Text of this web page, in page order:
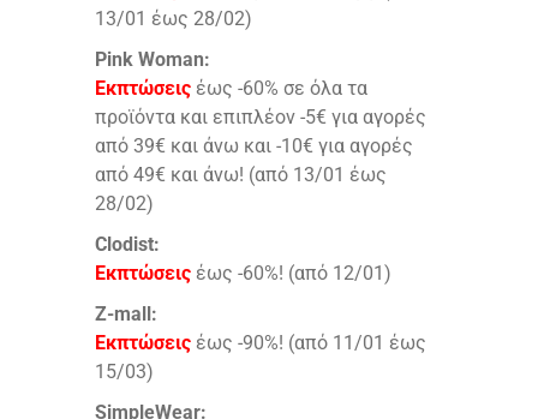
13/01 έως 28/02)
Pink Woman:
Εκπτώσεις έως -60% σε όλα τα
προϊόντα και επιπλέον -5€ για αγορές
από 39€ και άνω και -10€ για αγορές
από 49€ και άνω! (από 13/01 έως
28/02)
Clodist:
Εκπτώσεις έως -60%! (από 12/01)
Z-mall:
Εκπτώσεις έως -90%! (από 11/01 έως
15/03)
SimpleWear: